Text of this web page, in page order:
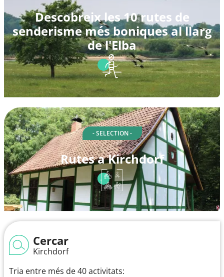
Descobreix les 10 rutes de
senderisme més boniques al llarg
de l'Elba
- SELECTION -
Rutes a Kirchdorf
Cercar
Kirchdorf
Tria entre més de 40 activitats: